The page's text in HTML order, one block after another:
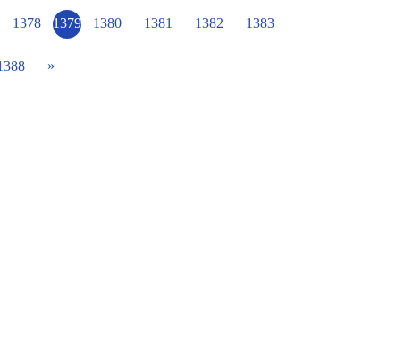
1378 1379 1380 1381 1382 1383
»